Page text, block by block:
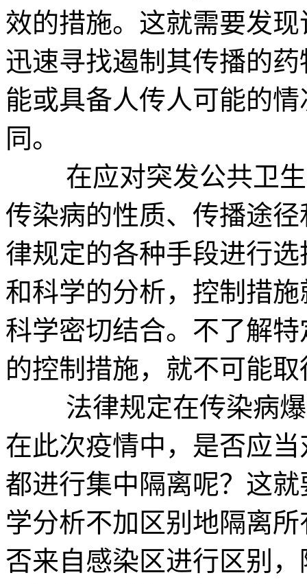
效的措施。这就需要发
迅速寻找遏制其传播的
能或具备人传人可能的
同。
在应对突发公共卫生
传染病的性质、传播途
律规定的各种手段进行
和科学的分析，控制措
科学密切结合。不了解
的控制措施，就不可能
法律规定在传染病爆
在此次疫情中，是否应
都进行集中隔离呢？这
学分析不加区别地隔离
否来自感染区进行区别